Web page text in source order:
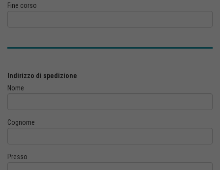
Fine corso
Indirizzo di spedizione
Nome
Cognome
Presso